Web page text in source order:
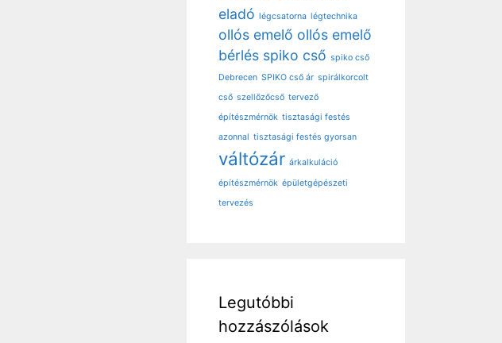
eladó légcsatorna légtechnika
ollós emelő ollós emelő
bérlés spiko cső spiko cső
Debrecen SPIKO cső ár spirálkorcolt
cső szellőzőcső tervező
építészmérnök tisztasági festés
azonnal tisztasági festés gyorsan
váltózár árkalkuláció
építészmérnök épületgépészeti
tervezés
Legutóbbi
hozzászólások